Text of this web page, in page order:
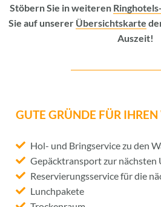
Stöbern Sie in weiteren
Sie auf unserer Übersichtskarte
Auszeit!
GUTE GRÜNDE FÜR
Hol- und Bringservice zu den
Gepäcktransport zur
Reservierungsservice für die
Lunchpakete